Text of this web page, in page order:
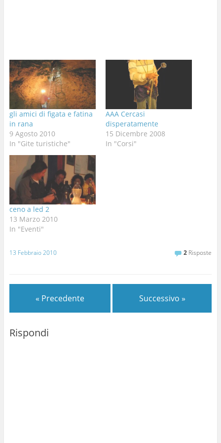
gli amici di figata e fatina
in rana
9 Agosto 2010
In "Gite turistiche"
AAA Cercasi
disperatamente
15 Dicembre 2008
In "Corsi"
ceno a led 2
13 Marzo 2010
In "Eventi"
13 Febbraio 2010 2 Risposte
« Precedente Successivo »
Rispondi